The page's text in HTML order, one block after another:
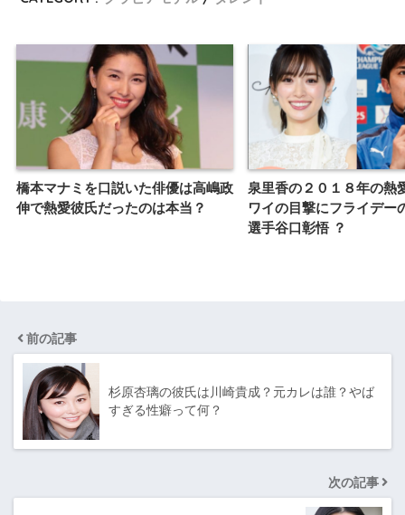
橋本マナミを口説いた俳優は高嶋政
伸で熱愛彼氏だったのは本当？
泉里香の２０１８年の熱
ワイの目撃にフライデー
選手谷口彰悟 ？
前の記事
杉原杏璃の彼氏は川崎貴成？元カレは誰？やば
すぎる性癖って何？
次の記事